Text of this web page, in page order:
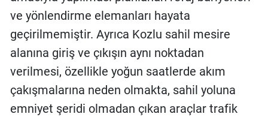
ve yönlendirme elemanları hayata
geçirilmemiştir. Ayrıca Kozlu sahil mesire
alanına giriş ve çıkışın aynı noktadan
verilmesi, özellikle yoğun saatlerde akım
çakışmalarına neden olmakta, sahil yoluna
emniyet şeridi olmadan çıkan araçlar trafik